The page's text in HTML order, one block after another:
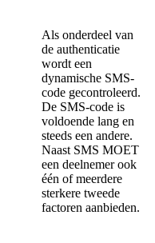
Als onderdeel van
de authenticatie
wordt een
dynamische SMS-
code gecontroleerd.
De SMS-code is
voldoende lang en
steeds een andere.
Naast SMS MOET
een deelnemer ook
één of meerdere
sterkere tweede
factoren aanbieden.